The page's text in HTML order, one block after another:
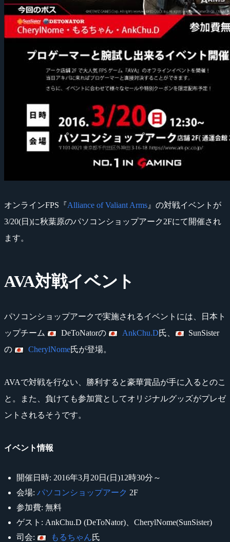
オンラインFPS『Alliance of Valiant Arms 』の対戦イベントが
3/20(日)に秋葉原のパソコンショップアーク2Fにて開催され
ます。
AVA対戦イベント
パソコンショップアークで実施されるイベントには、日本ト
ップチーム
DeToNatorの AnkChu.D氏、
SunSister
の
CherylNome氏が登場。
AVAで対戦を行ない、勝利すると豪華賞品が手に入るとのこ
と。また、負けても参加賞としてオリジナルグッズがプレゼ
ントされるそうです。
イベント情報
開催日時: 2016年3月20日(日)12時30分～
会場: パソコンショップアーク 2F
参加費: 無料
ゲスト: AnkChu.D (DeToNator)、CherylNome(SunSister)
司会:
もるちゃん氏